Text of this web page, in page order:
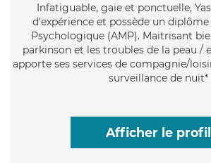
Infatiguable, gaie et ponctuelle,
d'expérience et possède un
Psychologique (AMP). Maitrisant
parkinson et les troubles de la peau /
apporte ses services de compagnie/
surveillance de nuit*
Afficher le profil